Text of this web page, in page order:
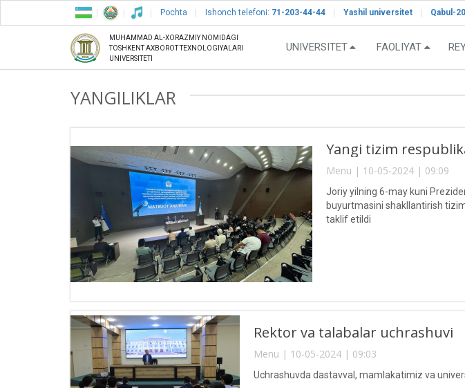
Pochta Ishonch telefoni: 71-203-44-44 Yashil universitet Qabul-
MUHAMMAD AL-XORAZMIY NOMIDAGI
TOSHKENT AXBOROT TEXNOLOGIYALARI
UNIVERSITETI
UNIVERSITET FAOLIYAT
YANGILIKLAR
Yangi tizim
Menu | 10-05-2024 | 09:09
Joriy yilning 6-may kuni
buyurtmasini shakllantirish
taklif etildi
Rektor va talabalar uchrashuvi
Menu | 10-05-2024 | 09:03
Uchrashuvda dastavval, mamlakatimiz va